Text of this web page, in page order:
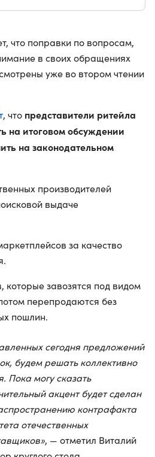
что поправки по вопросам,
в своих обращениях
уже во втором чтении
, что представители ритейла
на итоговом обсуждении
на законодательном
производителей
выдаче
за качество
которые завозятся под видом
перепродаются без
пошлин.
сегодня предложений
будем решать коллективно
Пока могу сказать
акцент будет сделан
контрафакта
отечественных
, — отметил Виталий